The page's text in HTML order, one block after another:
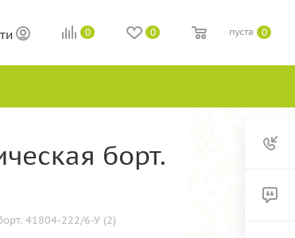
0 0 0
пуста
борт.
41804-222/6-У (2)